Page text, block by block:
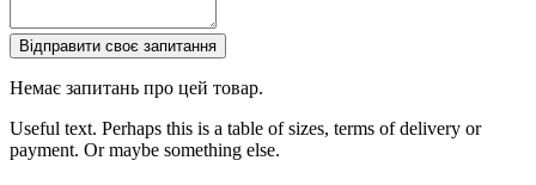
Відправити своє запитання
Немає запитань про цей товар.
Useful text. Perhaps this is a table of sizes, terms of delivery or
payment. Or maybe something else.